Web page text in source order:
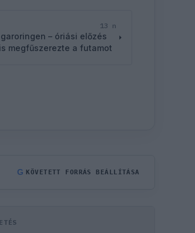
13 n
– óriási előzés
megfűszerezte a futamot
G KÖVETETT FORRÁS BEÁLLÍTÁSA